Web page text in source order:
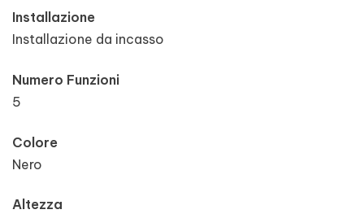
Installazione
Installazione da incasso
Numero Funzioni
5
Colore
Nero
Altezza